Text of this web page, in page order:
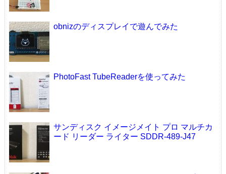
obnizのディスプレイで遊んでみた
PhotoFast TubeReaderを使ってみた
サンディスク イメージメイト プロ マルチカ
ード リーダー ライター SDDR-489-J47